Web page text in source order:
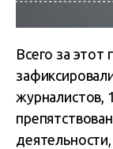
Всего за
журналистов,